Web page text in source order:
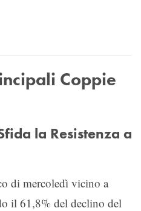
Coppie
la Resistenza a
di mercoledì vicino a
il 61,8% del declino del